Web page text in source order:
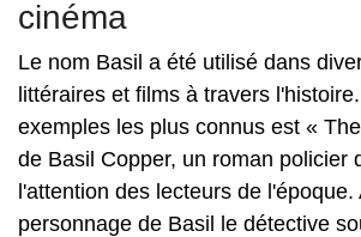
cinéma
Le nom Basil a été utilisé dans
littéraires et films à travers
exemples les plus connus est «
de Basil Copper, un roman policier
l'attention des lecteurs de
personnage de Basil le détective